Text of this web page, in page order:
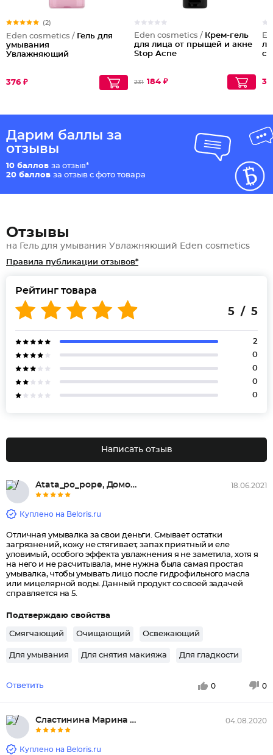
(2)
Eden cosmetics / Гель для
умывания
Увлажняющий
376 ₽
Eden cosmetics / Крем-гель
для лица от прыщей и акне
Stop Acne
231 184 ₽
Дарим баллы за
отзывы
10 баллов за отзыв*
20 баллов за отзыв с фото товара
Отзывы
на Гель для умывания Увлажняющий Eden cosmetics
Правила публикации отзывов*
Рейтинг товара
5 / 5
2
0
0
0
0
Написать отзыв
Atata_po_pope, Домодедово 18.06.2021
Куплено на Beloris.ru
Отличная умывалка за свои деньги. Смывает остатки
загрязнений, кожу не стягивает, запах приятный и еле
уловимый, особого эффекта увлажнения я не заметила, хотя я
на него и не расчитывала, мне нужна была самая простая
умывалка, чтобы умывать лицо после гидрофильного масла
или мицелярной воды. Данный продукт со своей задачей
справляется на 5.
Подтверждаю свойства
Смягчающий Очищающий Освежающий
Для умывания Для снятия макияжа Для гладкости
Ответить 0 0
Сластинина Марина Николаевна, ... 04.08.2020
Куплено на Beloris.ru